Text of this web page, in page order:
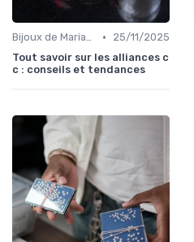
Bijoux de Mariage et de Fiançailles •
25/11/2025
Tout savoir sur les alliances c
c : conseils et tendances